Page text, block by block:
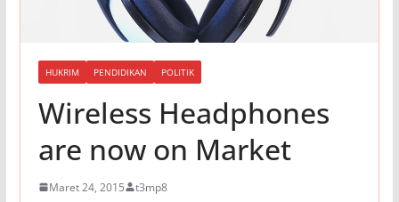
HUKRIM PENDIDIKAN POLITIK
Wireless Headphones
are now on Market
Maret 24, 2015 t3mp8